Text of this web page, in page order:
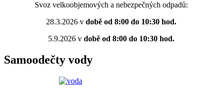
Svoz velkoobjemových a nebezpečných odpadů:
28.3.2026 vdobě od 8:00 do 10:30 hod.
5.9.2026 vdobě od 8:00 do 10:30 hod.
Samoodečty vody